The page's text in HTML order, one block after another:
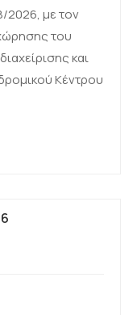
2026, με τον
του
και
Κέντρου